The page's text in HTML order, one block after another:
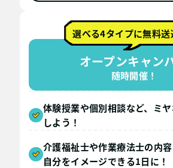
選べる4タイプに無料送
オープンキャン
随時開催！
体験授業や個別相談など、ミ
しよう！
介護福祉士や作業療法士の内
自分をイメージできる1日に！